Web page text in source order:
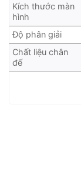
Kích thước màn
hình
Độ phân giải
Chất liệu chân
đế